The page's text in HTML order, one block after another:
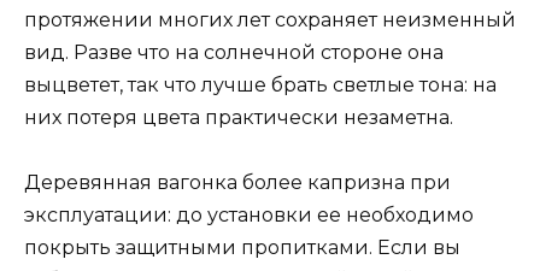
протяжении многих лет сохраняет неизменный
вид. Разве что на солнечной стороне она
выцветет, так что лучше брать светлые тона: на
них потеря цвета практически незаметна.
Деревянная вагонка более капризна при
эксплуатации: до установки ее необходимо
покрыть защитными пропитками. Если вы